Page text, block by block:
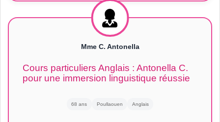
Mme C. Antonella
Cours particuliers Anglais : Antonella C.
pour une immersion linguistique réussie
68 ans Poullaouen Anglais